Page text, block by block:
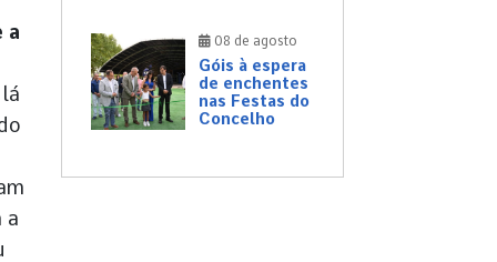
a
a
08 de agosto
Góis à espera
de enchentes
nas Festas do
Concelho